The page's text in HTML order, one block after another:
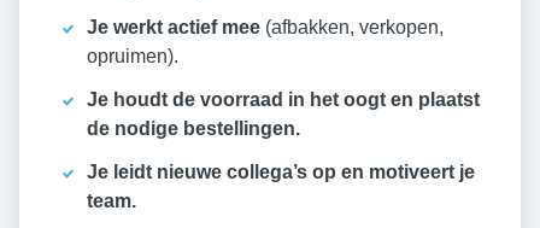
Je werkt actief mee (afbakken, verkopen,
opruimen).
Je houdt de voorraad in het oogt en plaatst
de nodige bestellingen.
Je leidt nieuwe collega’s op en motiveert je
team.